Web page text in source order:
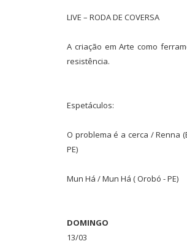
LIVE – RODA DE COVERSA
A criação em Arte como
resistência.
Espetáculos:
O problema é a cerca / Renna
PE)
Mun Há / Mun Há ( Orobó - PE)
DOMINGO
13/03